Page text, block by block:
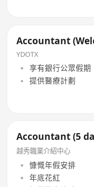
Accountant
YDOTX
享有銀行公眾假期
提供醫療計劃
Accountant (5
越秀職業介紹中心
慷慨年假安排
年底花紅